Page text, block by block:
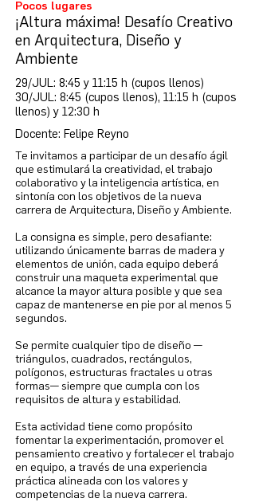
Pocos lugares
¡Altura máxima! Desafío Creativo
en Arquitectura, Diseño y
Ambiente
29/JUL: 8:45 y 11:15 h (cupos llenos)
30/JUL: 8:45 (cupos llenos), 11:15 h (cupos
llenos) y 12:30 h
Docente: Felipe Reyno
Te invitamos a participar de un desafío ágil
que estimulará la creatividad, el trabajo
colaborativo y la inteligencia artística, en
sintonía con los objetivos de la nueva
carrera de Arquitectura, Diseño y Ambiente.
La consigna es simple, pero desafiante:
utilizando únicamente barras de madera y
elementos de unión, cada equipo deberá
construir una maqueta experimental que
alcance la mayor altura posible y que sea
capaz de mantenerse en pie por al menos 5
segundos.
Se permite cualquier tipo de diseño —
triángulos, cuadrados, rectángulos,
polígonos, estructuras fractales u otras
formas— siempre que cumpla con los
requisitos de altura y estabilidad.
Esta actividad tiene como propósito
fomentar la experimentación, promover el
pensamiento creativo y fortalecer el trabajo
en equipo, a través de una experiencia
práctica alineada con los valores y
competencias de la nueva carrera.